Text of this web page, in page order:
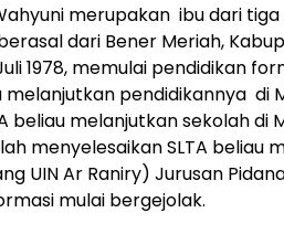
merupakan ibu dari
dari Bener Meriah,
1978, memulai pendidikan
melanjutkan pendidikannya di
beliau melanjutkan sekolah di
menyelesaikan SLTA beliau
UIN Ar Raniry) Jurusan
mulai bergejolak.